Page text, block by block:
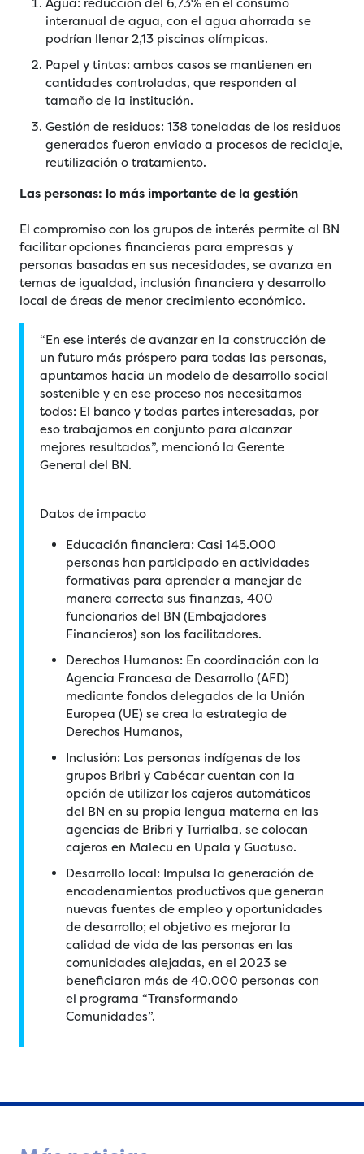
interanual de agua, con el agua ahorrada se
podrían llenar 2,13 piscinas olímpicas.
Papel y tintas: ambos casos se mantienen en
cantidades controladas, que responden al
tamaño de la institución.
Gestión de residuos: 138 toneladas de los residuos
generados fueron enviado a procesos de reciclaje,
reutilización o tratamiento.
Las personas: lo más importante de la gestión
El compromiso con los grupos de interés permite al BN
facilitar opciones financieras para empresas y
personas basadas en sus necesidades, se avanza en
temas de igualdad, inclusión financiera y desarrollo
local de áreas de menor crecimiento económico.
“En ese interés de avanzar en la construcción de
un futuro más próspero para todas las personas,
apuntamos hacia un modelo de desarrollo social
sostenible y en ese proceso nos necesitamos
todos: El banco y todas partes interesadas, por
eso trabajamos en conjunto para alcanzar
mejores resultados”, mencionó la Gerente
General del BN.
Datos de impacto
Educación financiera: Casi 145.000
personas han participado en actividades
formativas para aprender a manejar de
manera correcta sus finanzas, 400
funcionarios del BN (Embajadores
Financieros) son los facilitadores.
Derechos Humanos: En coordinación con la
Agencia Francesa de Desarrollo (AFD)
mediante fondos delegados de la Unión
Europea (UE) se crea la estrategia de
Derechos Humanos,
Inclusión: Las personas indígenas de los
grupos Bribri y Cabécar cuentan con la
opción de utilizar los cajeros automáticos
del BN en su propia lengua materna en las
agencias de Bribri y Turrialba, se colocan
cajeros en Malecu en Upala y Guatuso.
Desarrollo local: Impulsa la generación de
encadenamientos productivos que generan
nuevas fuentes de empleo y oportunidades
de desarrollo; el objetivo es mejorar la
calidad de vida de las personas en las
comunidades alejadas, en el 2023 se
beneficiaron más de 40.000 personas con
el programa “Transformando
Comunidades”.